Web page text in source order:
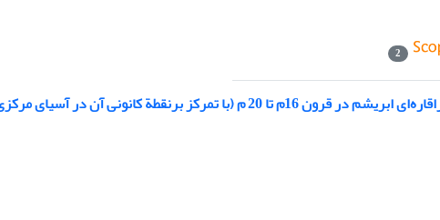
2
تمرکز برنقطة کانونی آن در آسیای مرکزی)